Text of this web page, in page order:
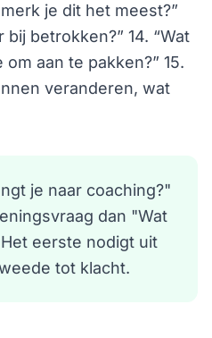
je dit het meest?”
betrokken?” 14. “Wat
aan te pakken?” 15.
veranderen, wat
je naar coaching?"
dan "Wat
eerste nodigt uit
tot klacht.